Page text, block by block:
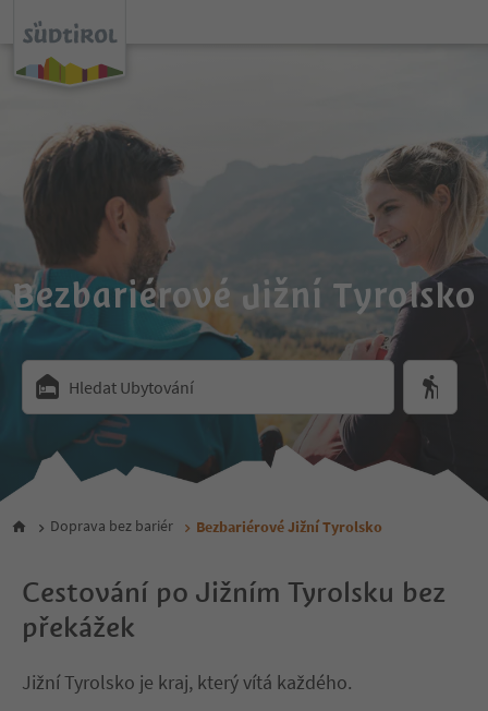
Bezbariérové Jižní Tyrolsko
Hledat Ubytování
Doprava bez bariér Bezbariérové Jižní Tyrolsko
Cestování po Jižním Tyrolsku bez
překážek
Jižní Tyrolsko je kraj, který vítá každého.